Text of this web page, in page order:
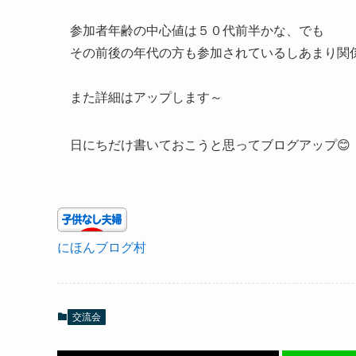
参加者年齢の中心値は５０代前半かな、でも
その前後の年代の方も参加されているしあまり関
また詳細はアップします～
日にちだけ書いておこうと思ってブログアップ😊
にほんブログ村
交流会